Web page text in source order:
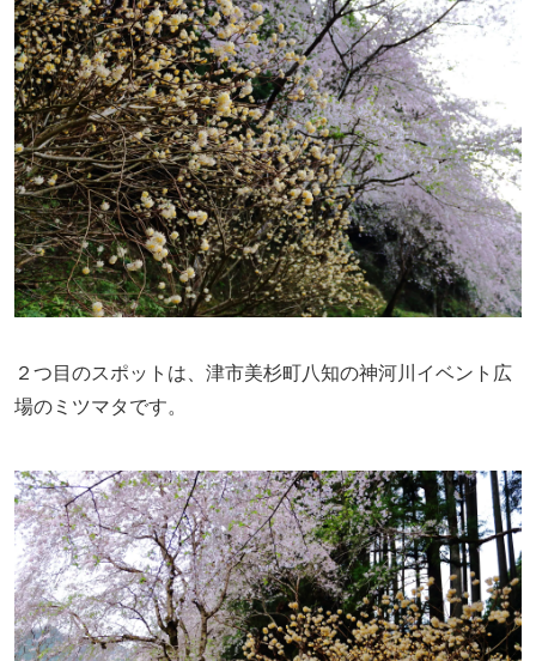
２つ目のスポットは、津市美杉町八知の神河川イベント広
場のミツマタです。